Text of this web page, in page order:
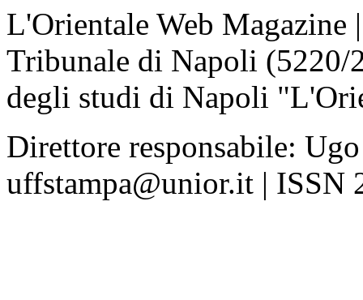
L'Orientale Web Magazine
Tribunale di Napoli
degli studi di Napoli
Direttore responsabile:
uffstampa@unior.it | ISSN